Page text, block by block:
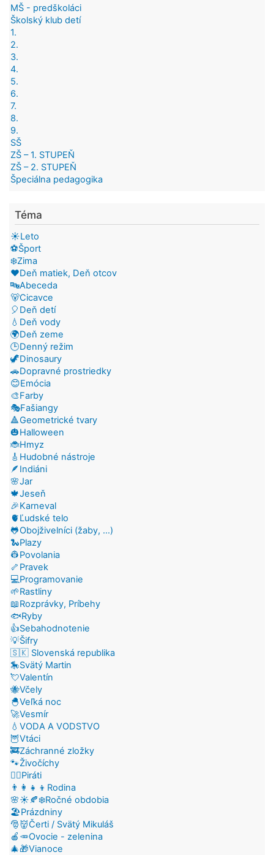
MŠ - predškoláci
Školský klub detí
1.
2.
3.
4.
5.
6.
7.
8.
9.
SŠ
ZŠ – 1. STUPEŇ
ZŠ – 2. STUPEŇ
Špeciálna pedagogika
Téma
☀️Leto
⚽Šport
❄️Zima
❤️Deň matiek, Deň otcov
🔤Abeceda
🐻Cicavce
🎈Deň detí
💧Deň vody
🌍Deň zeme
🕒Denný režim
🦖Dinosaury
🚗Dopravné prostriedky
😊Emócia
🎨Farby
🎭Fašiangy
🔺Geometrické tvary
🎃Halloween
🐞Hmyz
🎸Hudobné nástroje
🪶Indiáni
🌸Jar
🍁Jeseň
🎉Karneval
🫀Ľudské telo
🐸Obojživelníci (žaby, ...)
🐍Plazy
👷Povolania
🦴Pravek
💻Programovanie
🌱Rastliny
📖Rozprávky, Príbehy
🐟Ryby
👍Sebahodnotenie
💡Šifry
🇸🇰 Slovenská republika
🎠Svätý Martin
💘Valentín
🐝Včely
🐣Veľká noc
🚀Vesmír
💧VODA A VODSTVO
🦉Vtáci
🚒Záchranné zložky
🐾Živočíchy
🏴‍☠️Piráti
👨‍👩‍👧‍👦Rodina
🌸☀️🍂❄️Ročné obdobia
🏖️Prázdniny
🎅👹Čerti / Svätý Mikuláš
🍎🥕Ovocie - zelenina
🎄🎁Vianoce